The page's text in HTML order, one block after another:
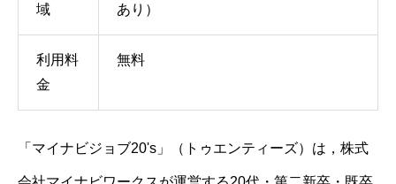
域
あり）
利用料
金
無料
「マイナビジョブ20's」（トゥエンティーズ）は，株式